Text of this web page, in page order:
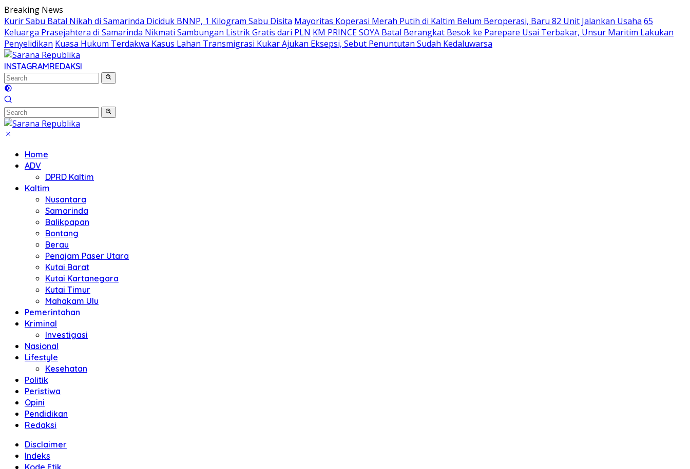
Skip
to
content
Breaking News
Kurir Sabu Batal Nikah di Samarinda Diciduk BNNP, 1 Kilogram Sabu Disita Mayoritas Koperasi Merah Putih di Kaltim Belum Beroperasi, Baru 82 Unit Jalankan Usaha 65
Keluarga Prasejahtera di Samarinda Nikmati Sambungan Listrik Gratis dari PLN KM PRINCE SOYA Batal Berangkat Besok ke Parepare Usai Terbakar, Unsur Maritim Lakukan
Penyelidikan Kuasa Hukum Terdakwa Kasus Lahan Transmigrasi Kukar Ajukan Eksepsi, Sebut Penuntutan Sudah Kedaluwarsa
INSTAGRAMREDAKSI
Home
ADV
DPRD Kaltim
Kaltim
Nusantara
Samarinda
Balikpapan
Bontang
Berau
Penajam Paser Utara
Kutai Barat
Kutai Kartanegara
Kutai Timur
Mahakam Ulu
Pemerintahan
Kriminal
Investigasi
Nasional
Lifestyle
Kesehatan
Politik
Peristiwa
Opini
Pendidikan
Redaksi
Disclaimer
Indeks
Kode Etik